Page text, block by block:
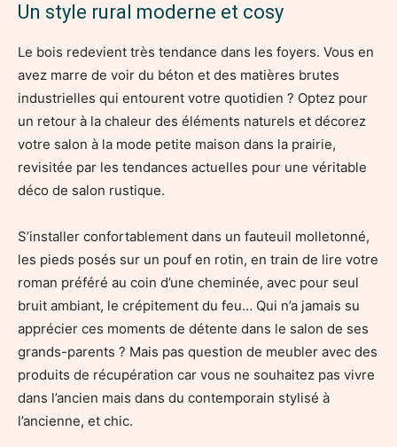
Un style rural moderne et cosy
Le bois redevient très tendance dans les foyers. Vous en
avez marre de voir du béton et des matières brutes
industrielles qui entourent votre quotidien ? Optez pour
un retour à la chaleur des éléments naturels et décorez
votre salon à la mode petite maison dans la prairie,
revisitée par les tendances actuelles pour une véritable
déco de salon rustique.
S’installer confortablement dans un fauteuil molletonné,
les pieds posés sur un pouf en rotin, en train de lire votre
roman préféré au coin d’une cheminée, avec pour seul
bruit ambiant, le crépitement du feu… Qui n’a jamais su
apprécier ces moments de détente dans le salon de ses
grands-parents ? Mais pas question de meubler avec des
produits de récupération car vous ne souhaitez pas vivre
dans l’ancien mais dans du contemporain stylisé à
l’ancienne, et chic.